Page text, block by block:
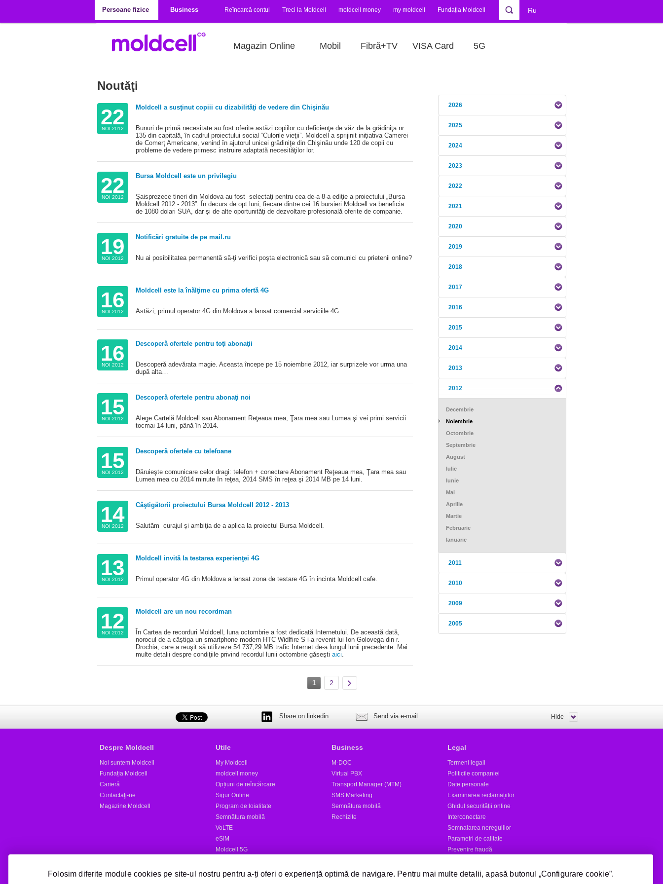
Persoane fizice
Business Reîncarcă contul Treci la Moldcell moldcell money my moldcell Fundația Moldcell Ru
Magazin Online Mobil Fibră+TV VISA Card 5G
Noutăţi
22
NOI 2012
Moldcell a susţinut copiii cu dizabilităţi de vedere din Chişinău
Bunuri de primă necesitate au fost oferite astăzi copiilor cu deficienţe de văz de la grădiniţa nr.
135 din capitală, în cadrul proiectului social “Culorile vieţii”. Moldcell a sprijinit iniţiativa Camerei
de Comerţ Americane, venind în ajutorul unicei grădiniţe din Chişinău unde 120 de copii cu
probleme de vedere primesc instruire adaptată necesităţilor lor.
22
NOI 2012
Bursa Moldcell este un privilegiu
Şaisprezece tineri din Moldova au fost selectaţi pentru cea de-a 8-a ediţie a proiectului „Bursa
Moldcell 2012 - 2013”. În decurs de opt luni, fiecare dintre cei 16 bursieri Moldcell va beneficia
de 1080 dolari SUA, dar şi de alte oportunităţi de dezvoltare profesională oferite de companie.
19
NOI 2012
Notificări gratuite de pe mail.ru
Nu ai posibilitatea permanentă să-ţi verifici poşta electronică sau să comunici cu prietenii online?
16
NOI 2012
Moldcell este la înălţime cu prima ofertă 4G
Astăzi, primul operator 4G din Moldova a lansat comercial serviciile 4G.
16
NOI 2012
Descoperă ofertele pentru toţi abonaţii
Descoperă adevărata magie. Aceasta începe pe 15 noiembrie 2012, iar surprizele vor urma una
după alta…
15
NOI 2012
Descoperă ofertele pentru abonaţi noi
Alege Cartelă Moldcell sau Abonament Reţeaua mea, Ţara mea sau Lumea şi vei primi servicii
tocmai 14 luni, până în 2014.
15
NOI 2012
Descoperă ofertele cu telefoane
Dăruieşte comunicare celor dragi: telefon + conectare Abonament Reţeaua mea, Ţara mea sau
Lumea mea cu 2014 minute în reţea, 2014 SMS în reţea şi 2014 MB pe 14 luni.
14
NOI 2012
Câştigătorii proiectului Bursa Moldcell 2012 - 2013
Salutăm curajul şi ambiţia de a aplica la proiectul Bursa Moldcell.
13
NOI 2012
Moldcell invită la testarea experienţei 4G
Primul operator 4G din Moldova a lansat zona de testare 4G în incinta Moldcell cafe.
12
NOI 2012
Moldcell are un nou recordman
În Cartea de recorduri Moldcell, luna octombrie a fost dedicată Internetului. De această dată,
norocul de a câştiga un smartphone modern HTC Widlfire S i-a revenit lui Ion Golovega din r.
Drochia, care a reuşit să utilizeze 54 737,29 MB trafic Internet de-a lungul lunii precedente. Mai
multe detalii despre condiţiile privind recordul lunii octombrie găseşti aici.
2026
2025
2024
2023
2022
2021
2020
2019
2018
2017
2016
2015
2014
2013
2012
Decembrie
Noiembrie
Octombrie
Septembrie
August
Iulie
Iunie
Mai
Aprilie
Martie
Februarie
Ianuarie
2011
2010
2009
2005
Pagini
1 2
Share on linkedin Send via e-mail Hide
Despre Moldcell
Noi suntem Moldcell
Fundația Moldcell
Carieră
Contactaţi-ne
Magazine Moldcell
Utile
My Moldcell
moldcell money
Opțiuni de reîncărcare
Sigur Online
Program de loialitate
Semnătura mobilă
VoLTE
eSIM
Moldcell 5G
Business
M-DOC
Virtual PBX
Transport Manager (MTM)
SMS Marketing
Semnătura mobilă
Rechizite
Legal
Termeni legali
Politicile companiei
Date personale
Examinarea reclamațiilor
Ghidul securității online
Interconectare
Semnalarea neregulilor
Parametri de calitate
Prevenire fraudă
Folosim diferite module cookies pe site-ul nostru pentru a-ți oferi o experiență optimă de navigare. Pentru mai multe detalii, apasă butonul „Configurare cookie”.